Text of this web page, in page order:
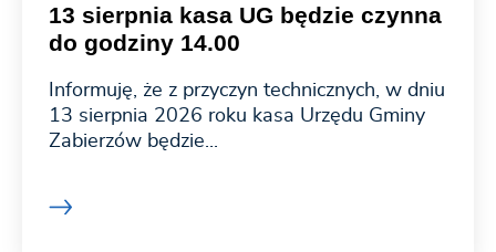
13 sierpnia kasa UG będzie czynna
do godziny 14.00
Informuję, że z przyczyn technicznych, w dniu
13 sierpnia 2026 roku kasa Urzędu Gminy
Zabierzów będzie...